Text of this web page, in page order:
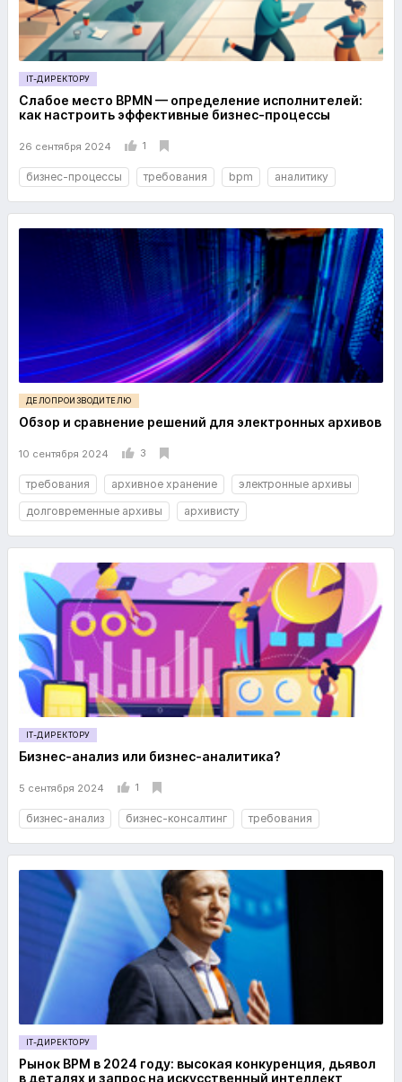
IT-ДИРЕКТОРУ
Слабое место BPMN — определение исполнителей:
как настроить эффективные бизнес-процессы
26 сентября 2024 1
бизнес-процессы требования bpm аналитику
ДЕЛОПРОИЗВОДИТЕЛЮ
Обзор и сравнение решений для электронных архивов
10 сентября 2024 3
требования архивное хранение
электронные архивы
долговременные архивы
архивисту
IT-ДИРЕКТОРУ
Бизнес-анализ или бизнес-аналитика?
5 сентября 2024 1
бизнес-анализ бизнес-консалтинг требования
IT-ДИРЕКТОРУ
Рынок BPM в 2024 году: высокая конкуренция, дьявол
в деталях и запрос на искусственный интеллект